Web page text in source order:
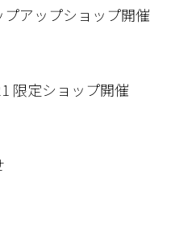
プアップショップ開催
限定ショップ開催